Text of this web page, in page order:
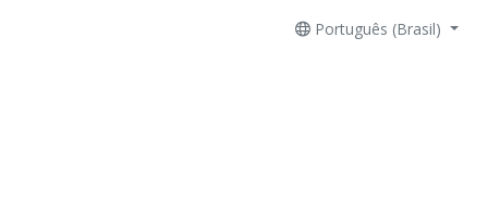
Português (Brasil)